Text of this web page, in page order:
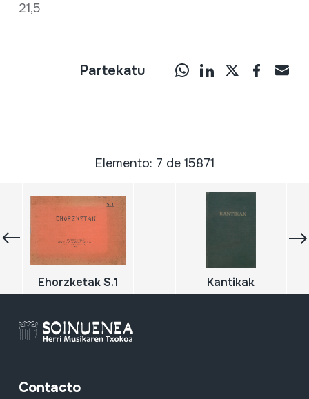
21,5
Partekatu
Elemento: 7 de 15871
Ehorzketak S.1 Kantikak
Contacto